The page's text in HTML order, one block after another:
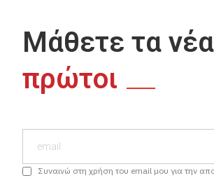
Μάθετε τα νέα
πρώτοι
Συναινώ στη χρήση του email μου για την